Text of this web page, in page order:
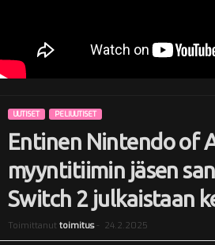
w
UUTISET PELIUUTISET
Entinen Nintendo of
myyntitiimin jäsen
Switch 2 julkaistaan
Toimittanut toimitus- 24.2.2025